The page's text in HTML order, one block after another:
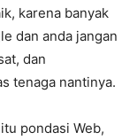
karena banyak
dan anda jangan
dan
tenaga nantinya.
pondasi Web,